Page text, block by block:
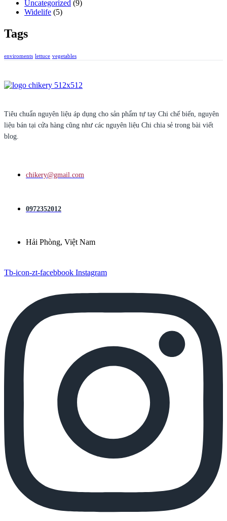
Uncategorized (9)
Widelife (5)
Tags
enviroments lettuce vegetables
Tiêu chuẩn nguyên liệu áp dụng cho sản phẩm tự tay Chi chế biến, nguyên
liệu bán tại cửa hàng cũng như các nguyên liệu Chi chia sẻ trong bài viết
blog.
chikery@gmail.com
0972352012
Hải Phòng, Việt Nam
Tb-icon-zt-facebbook Instagram